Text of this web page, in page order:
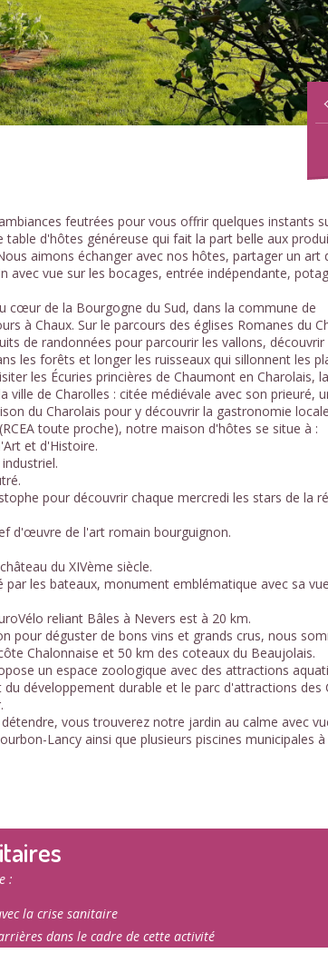
feutrées pour vous offrir quelques instants
table d'hôtes généreuse qui fait la part belle aux
aimons échanger avec nos hôtes, partager un art
avec vue sur les bocages, entrée indépendante,
cœur de la Bourgogne du Sud, dans la commune de
à Chaux. Sur le parcours des églises Romanes du
de randonnées pour parcourir les vallons, découvrir
les forêts et longer les ruisseaux qui sillonnent les
les Écuries princières de Chaumont en Charolais,
ville de Charolles : citée médiévale avec son prieuré,
du Charolais pour y découvrir la gastronomie
toute proche), notre maison d'hôtes se situe à :
et d'Histoire.
pour découvrir chaque mercredi les stars de la
d'œuvre de l'art romain bourguignon.
du XIVème siècle.
les bateaux, monument emblématique avec sa vue
reliant Bâles à Nevers est à 20 km.
pour déguster de bons vins et grands crus, nous
Chalonnaise et 50 km des coteaux du Beaujolais.
un espace zoologique avec des attractions
développement durable et le parc d'attractions des
vous trouverez notre jardin au calme avec
Lancy ainsi que plusieurs piscines municipales
:
la crise sanitaire
dans le cadre de cette activité